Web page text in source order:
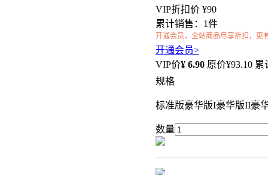
VIP折扣价 ¥90
累计销售：1件
开通会员，全站商品尽享折扣，更
开通会员>
VIP价¥ 6.90 原价¥93.10 累
规格
标准版豪华版I豪华版II豪
数量